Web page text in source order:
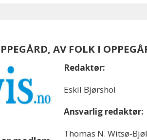
AV FOLK I
Redaktør:
Eskil Bjørshol
Ansvarlig redaktør:
Thomas N. Witsø-